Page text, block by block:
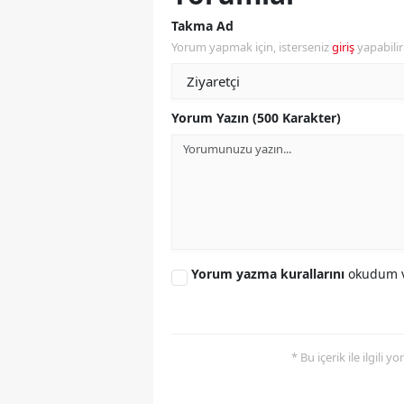
Takma Ad
Yorum yapmak için, istersenizgiriş
Yorum Yazın (500 Karakter)
Yorum yazma kurallarını okudum
* Bu içerik ile ilgili